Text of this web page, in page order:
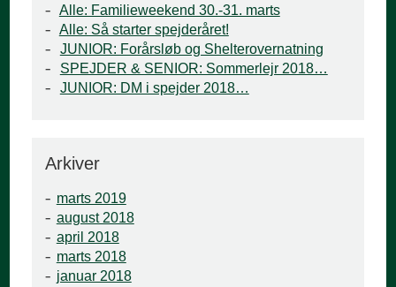
Alle: Familieweekend 30.-31. marts
Alle: Så starter spejderåret!
JUNIOR: Forårsløb og Shelterovernatning
SPEJDER & SENIOR: Sommerlejr 2018…
JUNIOR: DM i spejder 2018…
Arkiver
marts 2019
august 2018
april 2018
marts 2018
januar 2018